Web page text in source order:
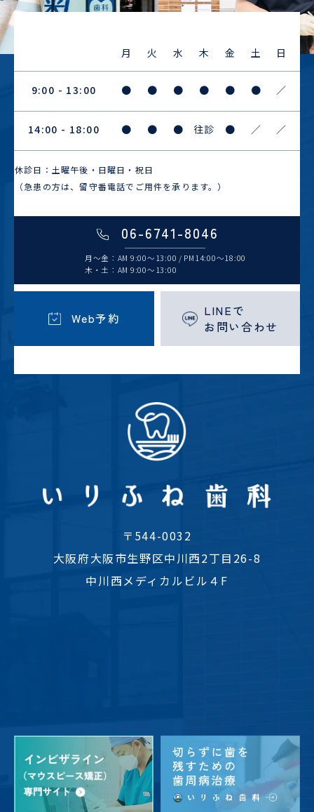
月 火 水 木 金 土 日
9:00 - 13:00 ● ● ● ● ● ● ／
14:00 - 18:00 ● ● ● 往診 ● ／ ／
休診日：土曜午後・日曜日・祝日
（急患の方は、留守番電話でご用件を承ります。）
06-6741-8046
月～金：AM 9:00～13:00 / PM14:00～18:00
木・土：AM 9:00～13:00
Web予約
LINEで
お問い合わせ
〒544-0032
大阪府大阪市生野区中川西2丁目26-8
中川西メディカルビル４F